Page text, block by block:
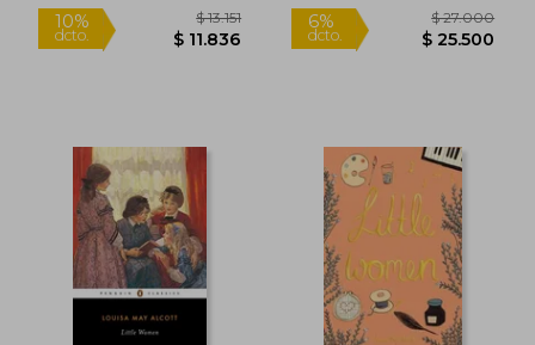
Rápido